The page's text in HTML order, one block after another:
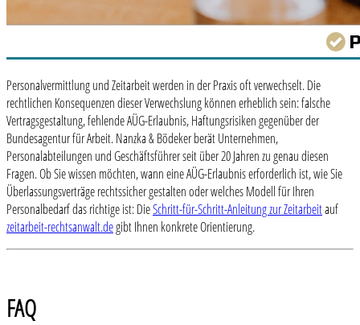
Personalvermittlung und Zeitarbeit werden in der Praxis oft verwechselt. Die
rechtlichen Konsequenzen dieser Verwechslung können erheblich sein: falsche
Vertragsgestaltung, fehlende AÜG-Erlaubnis, Haftungsrisiken gegenüber der
Bundesagentur für Arbeit. Nanzka & Bödeker berät Unternehmen,
Personalabteilungen und Geschäftsführer seit über 20 Jahren zu genau diesen
Fragen. Ob Sie wissen möchten, wann eine AÜG-Erlaubnis erforderlich ist, wie Sie
Überlassungsverträge rechtssicher gestalten oder welches Modell für Ihren
Personalbedarf das richtige ist: DieSchritt-für-Schritt-Anleitung zur Zeitarbeitauf
zeitarbeit-rechtsanwalt.degibt Ihnen konkrete Orientierung.
FAQ